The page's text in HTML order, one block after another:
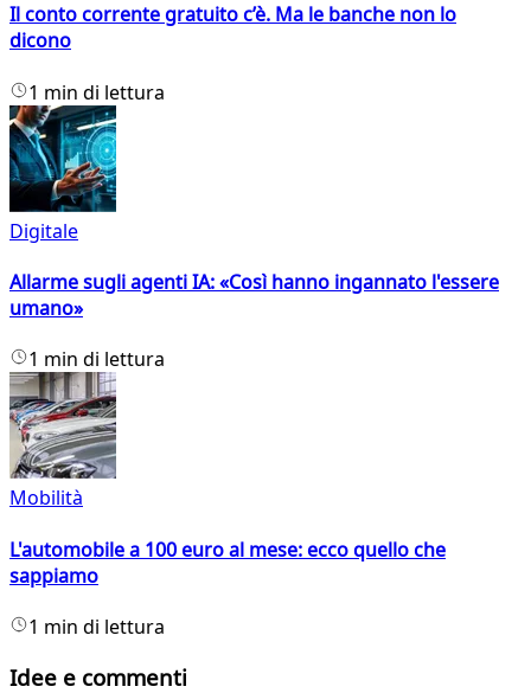
Il conto corrente gratuito c’è. Ma le banche non lo
dicono
1 min di lettura
Digitale
Allarme sugli agenti IA: «Così hanno ingannato l'essere
umano»
1 min di lettura
Mobilità
L'automobile a 100 euro al mese: ecco quello che
sappiamo
1 min di lettura
Idee e commenti